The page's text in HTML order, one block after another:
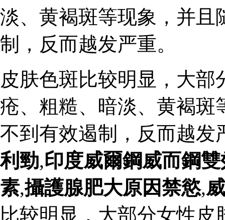
淡、黄褐斑等现象，并且
制，反而越发严重。
皮肤色斑比较明显，大
疮、粗糙、暗淡、黄褐斑
不到有效遏制，反而越发
利勁,印度威爾鋼威而鋼
素,攝護腺肥大原因禁慾,
比较明显，大部分女性